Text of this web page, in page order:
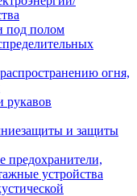
под полом
огня,
рукавов
и защиты
предохранители,
устройства